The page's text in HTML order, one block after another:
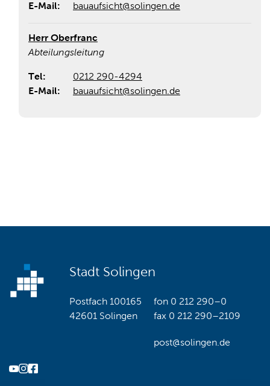
E-Mail:
bauaufsicht@solingen.de
Herr Oberfranc
Abteilungsleitung
Tel:
0212 290-4294
E-Mail:
bauaufsicht@solingen.de
Stadt Solingen
Postfach 100165
42601 Solingen
fon 0 212 290–0
fax 0 212 290–2109
post@solingen.de